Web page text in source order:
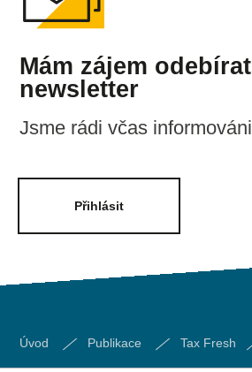
Mám zájem odebírat
newsletter
Jsme rádi včas informováni
Přihlásit
Úvod Publikace Tax Fresh